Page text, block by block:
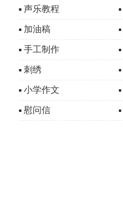
声乐教程
加油稿
手工制作
刺绣
小学作文
慰问信